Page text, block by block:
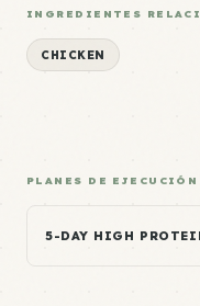
INGREDIENTES
CHICKEN
PLANES DE
5-DAY HIGH